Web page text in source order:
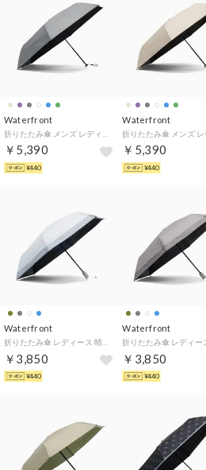
Waterfront
￥5,390
¥440
Waterfront
￥5,390
¥440
Waterfront
￥3,850
¥440
Waterfront
￥3,850
¥440